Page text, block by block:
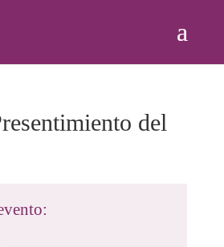
del